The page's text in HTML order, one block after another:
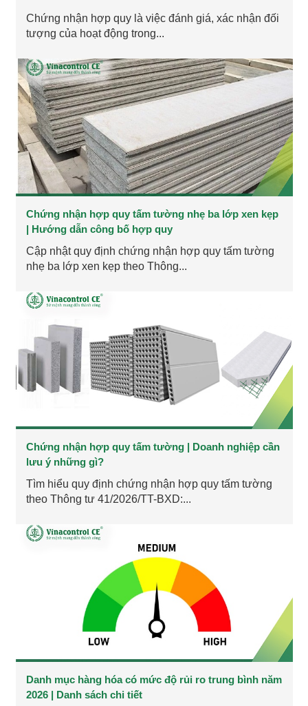
Chứng nhận hợp quy là việc đánh giá, xác nhận đối
tượng của hoạt động trong...
Chứng nhận hợp quy tấm tường nhẹ ba lớp xen kẹp
| Hướng dẫn công bố hợp quy
Cập nhật quy định chứng nhận hợp quy tấm tường
nhẹ ba lớp xen kẹp theo Thông...
Chứng nhận hợp quy tấm tường | Doanh nghiệp cần
lưu ý những gì?
Tìm hiểu quy định chứng nhận hợp quy tấm tường
theo Thông tư 41/2026/TT-BXD:...
Danh mục hàng hóa có mức độ rủi ro trung bình năm
2026 | Danh sách chi tiết